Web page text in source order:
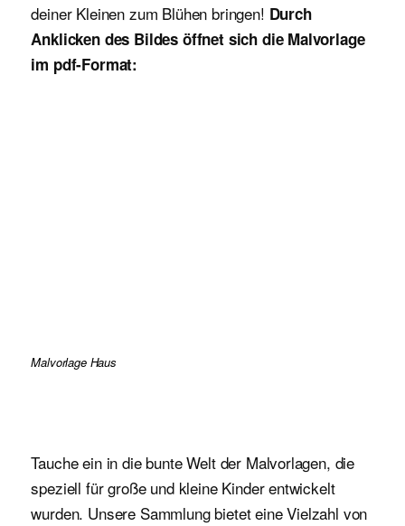
deiner Kleinen zum Blühen bringen! Durch
Anklicken des Bildes öffnet sich die Malvorlage
im pdf-Format:
Malvorlage Haus
Tauche ein in die bunte Welt der Malvorlagen, die
speziell für große und kleine Kinder entwickelt
wurden. Unsere Sammlung bietet eine Vielzahl von